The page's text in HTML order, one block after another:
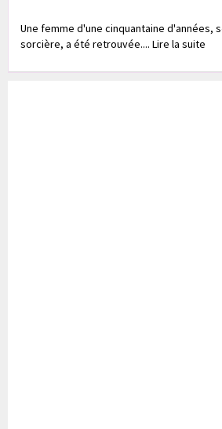
Une femme d'une cinquantaine d'années,
sorcière, a été retrouvée.... Lire la suite